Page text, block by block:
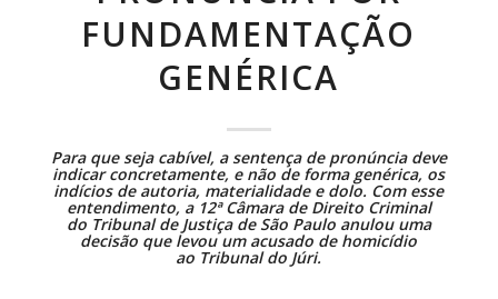
FUNDAMENTAÇÃO
GENÉRICA
Para que seja cabível, a sentença de pronúncia deve
indicar concretamente, e não de forma genérica, os
indícios de autoria, materialidade e dolo. Com esse
entendimento, a 12ª Câmara de Direito Criminal
do Tribunal de Justiça de São Pauloanulou uma
decisão que levou um acusado de homicídio
ao Tribunal do Júri.